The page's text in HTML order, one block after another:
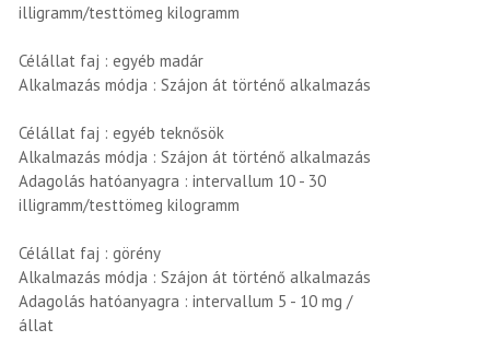
illigramm/testtömeg kilogramm
Célállat faj : egyéb madár
Alkalmazás módja : Szájon át történő alkalmazás
Célállat faj : egyéb teknősök
Alkalmazás módja : Szájon át történő alkalmazás
Adagolás hatóanyagra : intervallum 10 - 30
illigramm/testtömeg kilogramm
Célállat faj : görény
Alkalmazás módja : Szájon át történő alkalmazás
Adagolás hatóanyagra : intervallum 5 - 10 mg /
állat